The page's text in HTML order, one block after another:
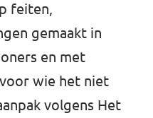
feiten,
gemaakt in
en met
wie het niet
volgens Het